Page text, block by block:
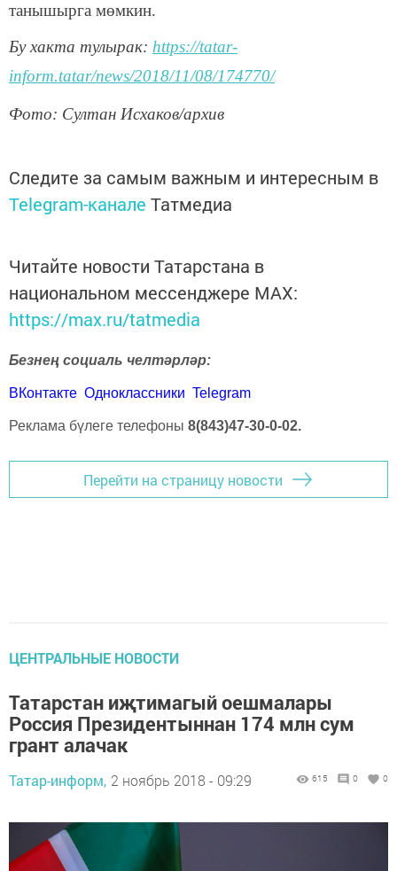
танышырга мөмкин.
Бу хакта тулырак: https://tatar-
inform.tatar/news/2018/11/08/174770/
Фото: Султан Исхаков/архив
Следите за самым важным и интересным в
Telegram-канале Татмедиа
Читайте новости Татарстана в
национальном мессенджере MАХ:
https://max.ru/tatmedia
Безнең социаль челтәрләр:
ВКонтакте Одноклассники Telegram
Реклама бүлеге телефоны 8(843)47-30-0-02.
Перейти на страницу новости
ЦЕНТРАЛЬНЫЕ НОВОСТИ
Татарстан иҗтимагый оешмалары
Россия Президентыннан 174 млн сум
грант алачак
Татар-информ, 2 ноябрь 2018 - 09:29 615 0 0